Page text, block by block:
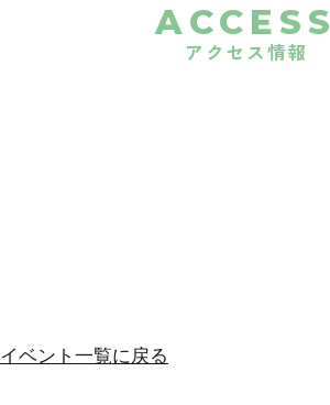
ACCESS
アクセス情報
イベント一覧に戻る